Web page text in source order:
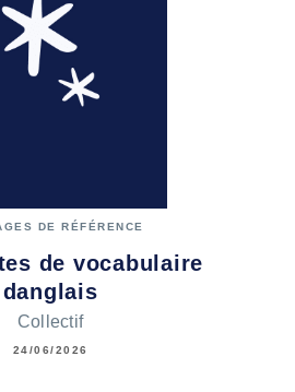
DE RÉFÉRENCE
de vocabulaire
danglais
Collectif
24/06/2026